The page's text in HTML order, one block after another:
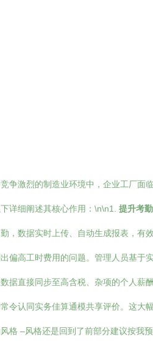
争激烈的制造业环境中，企业工厂面
详细阐述其核心作用：\n\n1. 提升考
，数据实时上传、自动生成报表，有
偏高工时费用的问题。管理人员基于
据直接同步至高含税、杂项的个人薪
令认同实务佳算通模共享评价。这大
格 –风格还是回到了前部分建议按我